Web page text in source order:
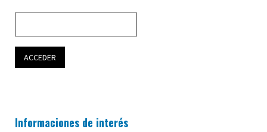
Informaciones de interés